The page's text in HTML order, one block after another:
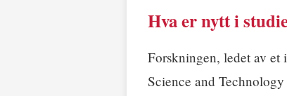
Hva er nytt i
Forskningen, ledet av et
Science and